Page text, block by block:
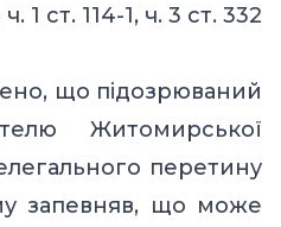
ч. 1 ст. 114-1, ч. 3 ст. 332
що підозрюваний
Житомирської
перетину
запевняв, що може